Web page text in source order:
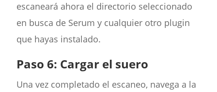
escaneará ahora el directorio seleccionado
en busca de Serum y cualquier otro plugin
que hayas instalado.
Paso 6: Cargar el suero
Una vez completado el escaneo, navega a la